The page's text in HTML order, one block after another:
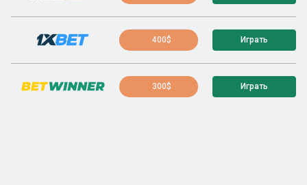
400$ Играть
300$ Играть